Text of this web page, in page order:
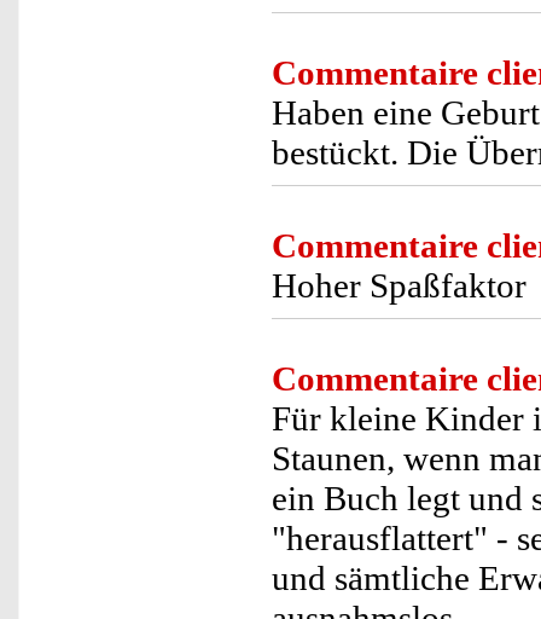
Commentaire
Haben eine
bestückt. Die
Commentaire
Hoher Spaßfaktor
Commentaire
Für kleine Kinder
Staunen, wenn
ein Buch legt und
"herausflattert" -
und sämtliche